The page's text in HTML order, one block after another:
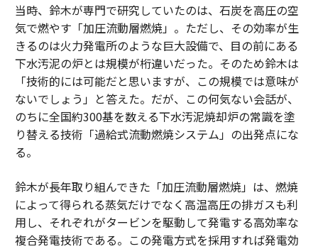
当時、鈴木が専門で研究していたのは、石炭を高圧の空
気で燃やす「加圧流動層燃焼」。ただし、その効率が生
きるのは火力発電所のような巨大設備で、目の前にある
下水汚泥の炉とは規模が桁違いだった。そのため鈴木は
「技術的には可能だと思いますが、この規模では意味が
ないでしょう」と答えた。だが、この何気ない会話が、
のちに全国約300基を数える下水汚泥焼却炉の常識を塗
り替える技術「過給式流動燃焼システム」の出発点にな
る。
鈴木が長年取り組んできた「加圧流動層燃焼」は、燃焼
によって得られる蒸気だけでなく高温高圧の排ガスも利
用し、それぞれがタービンを駆動して発電する高効率な
複合発電技術である。この発電方式を採用すれば発電効